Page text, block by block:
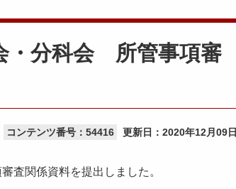
・分科会 所管事項審
コンテンツ番号：54416 更新日： 2020年12月09日
査関係資料を提出しました。